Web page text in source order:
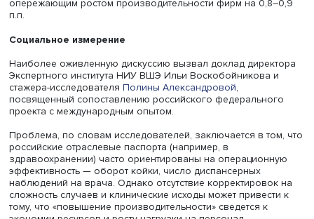
Консультант отдела отраслевых и региональных
России Евгения Бессонова проанализировала
годах. Результаты показывают, что в 2022 году
факторная производительность снизилась в
секторов, тогда как в 2023 году наблюдался
восстановительный рост. При этом автор уточнила:
часть компаний, находящихся под санкциями, не вошла
выборку, а по данным бухгалтерской отчетности
бизнеса невозможно рассчитать добавленную
оценки могут не в полной мере отражать отраслевую
динамику.
Старший научный сотрудник Лаборатории